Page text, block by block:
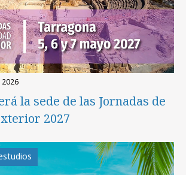
2026
la sede de las Jornadas de
2027